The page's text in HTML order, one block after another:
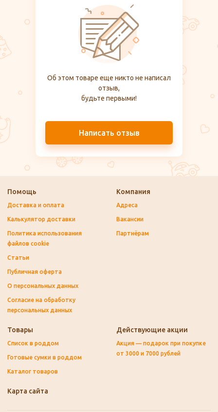
Об этом товаре еще никто не написал
отзыв,
будьте первыми!
Написать отзыв
Помощь
Доставка и оплата
Калькулятор доставки
Политика использования
файлов cookie
Статьи
Публичная оферта
О персональных данных
Согласие на обработку
персональных данных
Компания
Адреса
Вакансии
Партнёрам
Товары
Список в роддом
Готовые сумки в роддом
Каталог товаров
Действующие акции
Акция — подарок при покупке
от 3000 и 7000 рублей
Карта сайта